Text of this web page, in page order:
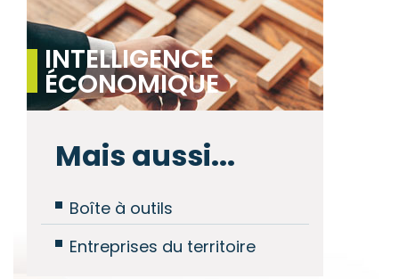
INTELLIGENCE
ÉCONOMIQUE
Mais aussi...
Boîte à outils
Entreprises du territoire